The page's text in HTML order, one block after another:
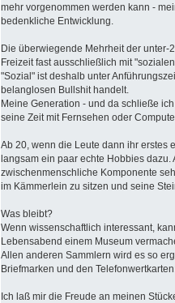
mehr vorgenommen werden kann -
bedenkliche Entwicklung.
Die überwiegende Mehrheit der
Freizeit fast ausschließlich mit
"Sozial" ist deshalb unter
belanglosen Bullshit handelt.
Meine Generation - und da schließe
seine Zeit mit Fernsehen oder
Ab 20, wenn die Leute dann ihr erstes
langsam ein paar echte Hobbies dazu.
zwischenmenschliche Komponente
im Kämmerlein zu sitzen und seine
Was bleibt?
Wenn wissenschaftlich interessant,
Lebensabend einem Museum
Allen anderen Sammlern wird es so
Briefmarken und den
Ich laß mir die Freude an meinen